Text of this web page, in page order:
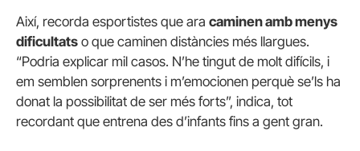
Així, recorda esportistes que ara caminen amb menys
dificultats o que caminen distàncies més llargues.
“Podria explicar mil casos. N’he tingut de molt difícils, i
em semblen sorprenents i m’emocionen perquè se’ls ha
donat la possibilitat de ser més forts”, indica, tot
recordant que entrena des d’infants fins a gent gran.